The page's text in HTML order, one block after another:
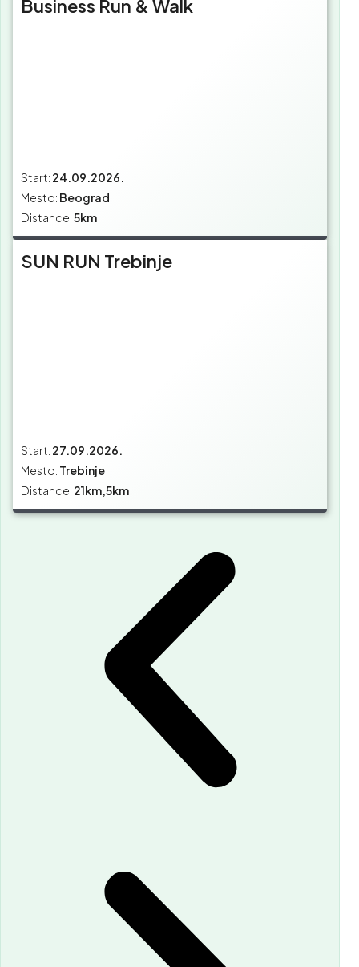
Business Run & Walk
Start: 24.09.2026.
Mesto: Beograd
Distance:5km
SUN RUN Trebinje
Start: 27.09.2026.
Mesto: Trebinje
Distance: 21km,5km